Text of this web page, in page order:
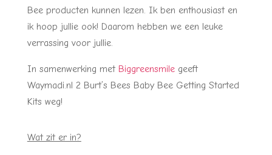
Bee producten kunnen lezen. Ik ben enthousiast en
ik hoop jullie ook! Daarom hebben we een leuke
verrassing voor jullie.
In samenwerking met Biggreensmilegeeft
Waymadi.nl 2 Burt’s Bees Baby Bee Getting Started
Kits weg!
Wat zit er in?